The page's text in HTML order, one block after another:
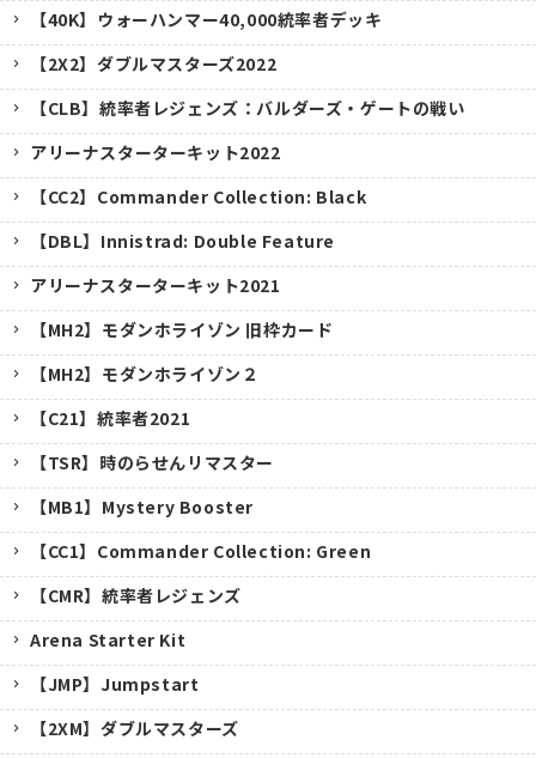
【40K】ウォーハンマー40,000統率者デッキ
【2X2】ダブルマスターズ2022
【CLB】統率者レジェンズ：バルダーズ・ゲートの戦い
アリーナスターターキット2022
【CC2】Commander Collection: Black
【DBL】Innistrad: Double Feature
アリーナスターターキット2021
【MH2】モダンホライゾン 旧枠カード
【MH2】モダンホライゾン２
【C21】統率者2021
【TSR】時のらせんリマスター
【MB1】Mystery Booster
【CC1】Commander Collection: Green
【CMR】統率者レジェンズ
Arena Starter Kit
【JMP】Jumpstart
【2XM】ダブルマスターズ